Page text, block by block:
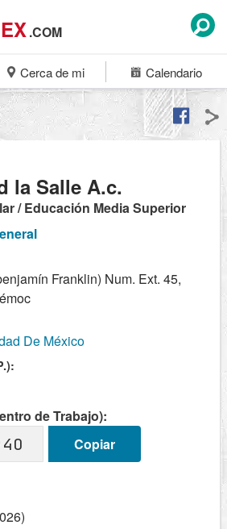
.COM
Cerca de mi Calendario
la Salle A.c.
/ Educación Media Superior
Franklin) Num. Ext. 45,
De México
de Trabajo):
Copiar